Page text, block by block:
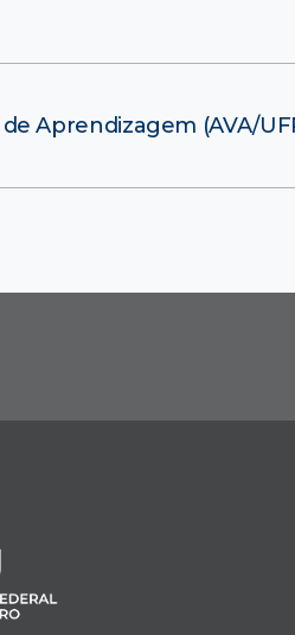
Aprendizagem (AVA/